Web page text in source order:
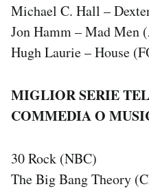
Michael C. Hall –
Jon Hamm – Mad Men
Hugh Laurie – House
MIGLIOR SERIE
COMMEDIA O
30 Rock (NBC)
The Big Bang Theory